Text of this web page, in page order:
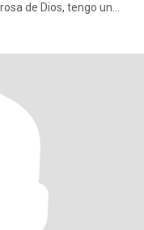
de Dios, tengo un